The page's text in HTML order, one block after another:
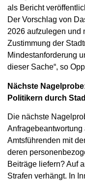
als Bericht
Der Vorschlag von
2026 aufzulegen und
Zustimmung der
Mindestanforderung
dieser Sache“, so
Nächste
Politikern durch
Die nächste
Anfragebeantwortung
Amtsführenden mit
deren
Beiträge liefern? Auf
Strafen verhängt. In